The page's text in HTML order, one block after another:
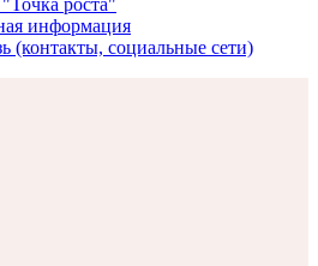
информация
(контакты, социальные сети)